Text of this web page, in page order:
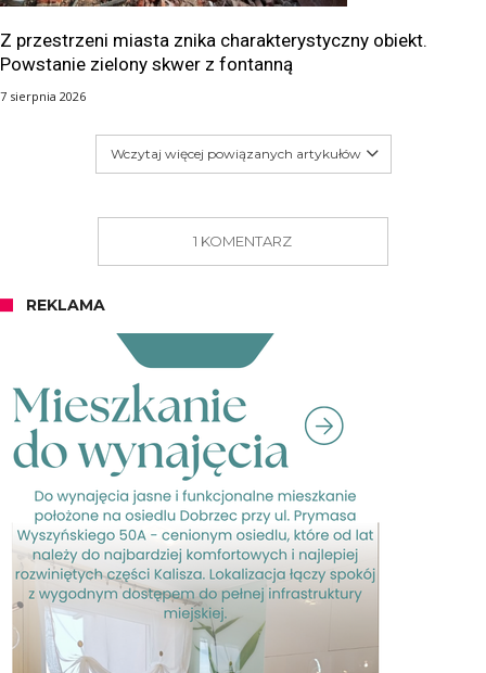
Z przestrzeni miasta znika charakterystyczny obiekt.
Powstanie zielony skwer z fontanną
7 sierpnia 2026
Wczytaj więcej powiązanych artykułów
1 KOMENTARZ
REKLAMA